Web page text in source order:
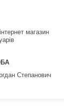
магазин
Степанович